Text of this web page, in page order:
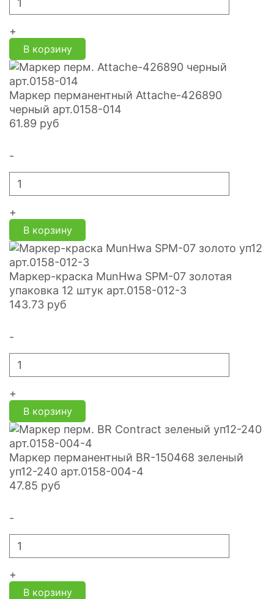
+
В корзину
Маркер перманентный Attache-426890
черный арт.0158-014
61.89 руб
-
+
В корзину
Маркер-краска MunHwa SPM-07 золотая
упаковка 12 штук арт.0158-012-3
143.73 руб
-
+
В корзину
Маркер перманентный BR-150468 зеленый
уп12-240 арт.0158-004-4
47.85 руб
-
+
В корзину